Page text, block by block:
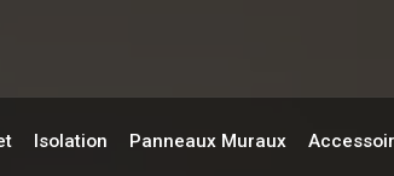
Isolation Panneaux Muraux